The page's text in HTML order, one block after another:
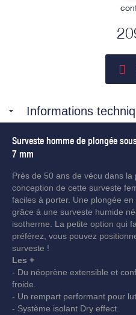
Informations
Surveste homme de plongée
7 mm
Près de 50 ans de vécu dans
conception de cette surveste
faciles à porter. Une plongée
grâce à une surveste humide
isotherme. La petite option qui
préférez, vous pouvez
surveste !
Les +
- Du néoprène extensible et
froide.
- Un rempart performant pour
- Système isolant Dry effect.